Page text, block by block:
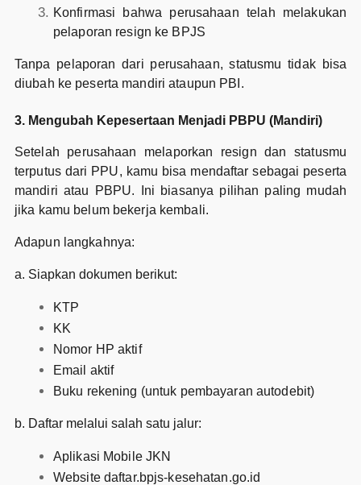
Konfirmasi bahwa perusahaan telah melakukan
pelaporan resign ke BPJS
Tanpa pelaporan dari perusahaan, statusmu tidak bisa
diubah ke peserta mandiri ataupun PBI.
3. Mengubah Kepesertaan Menjadi PBPU (Mandiri)
Setelah perusahaan melaporkan resign dan statusmu
terputus dari PPU, kamu bisa mendaftar sebagai peserta
mandiri atau PBPU. Ini biasanya pilihan paling mudah
jika kamu belum bekerja kembali.
Adapun langkahnya:
a. Siapkan dokumen berikut:
KTP
KK
Nomor HP aktif
Email aktif
Buku rekening (untuk pembayaran autodebit)
b. Daftar melalui salah satu jalur:
Aplikasi Mobile JKN
Website daftar.bpjs-kesehatan.go.id